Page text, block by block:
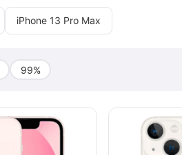
iPhone 13 Pro Max
99%